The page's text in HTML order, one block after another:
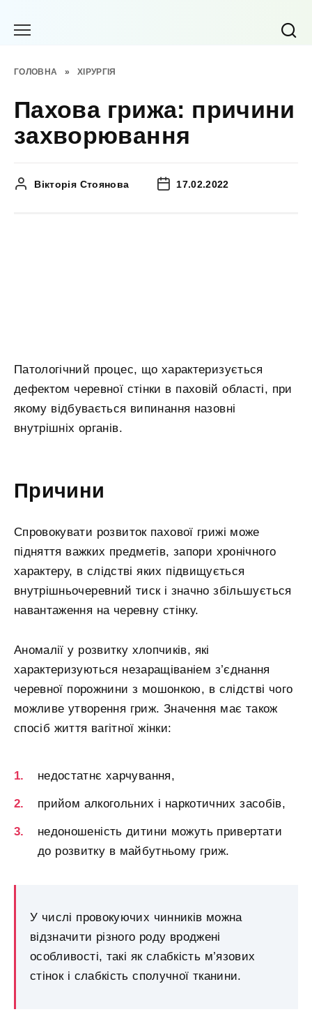
ГОЛОВНА » ХІРУРГІЯ
Пахова грижа: причини
захворювання
Вікторія Стоянова 17.02.2022
Патологічний процес, що характеризується
дефектом черевної стінки в паховій області, при
якому відбувається випинання назовні
внутрішніх органів.
Причини
Спровокувати розвиток пахової грижі може
підняття важких предметів, запори хронічного
характеру, в слідстві яких підвищується
внутрішньочеревний тиск і значно збільшується
навантаження на черевну стінку.
Аномалії у розвитку хлопчиків, які
характеризуються незаращіваніем з’єднання
черевної порожнини з мошонкою, в слідстві чого
можливе утворення гриж. Значення має також
спосіб життя вагітної жінки:
недостатнє харчування,
прийом алкогольних і наркотичних засобів,
недоношеність дитини можуть привертати
до розвитку в майбутньому гриж.
У числі провокуючих чинників можна
відзначити різного роду вроджені
особливості, такі як слабкість м’язових
стінок і слабкість сполучної тканини.